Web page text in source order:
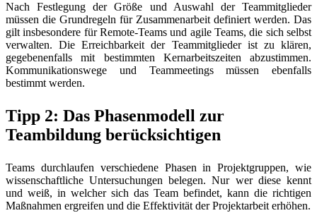
Nach Festlegung der Größe und Auswahl der Teammitglieder
müssen die Grundregeln für Zusammenarbeit definiert werden. Das
gilt insbesondere für Remote-Teams und agile Teams, die sich selbst
verwalten. Die Erreichbarkeit der Teammitglieder ist zu klären,
gegebenenfalls mit bestimmten Kernarbeitszeiten abzustimmen.
Kommunikationswege und Teammeetings müssen ebenfalls
bestimmt werden.
Tipp 2: Das Phasenmodell zur
Teambildung berücksichtigen
Teams durchlaufen verschiedene Phasen in Projektgruppen, wie
wissenschaftliche Untersuchungen belegen. Nur wer diese kennt
und weiß, in welcher sich das Team befindet, kann die richtigen
Maßnahmen ergreifen und die Effektivität der Projektarbeit erhöhen.